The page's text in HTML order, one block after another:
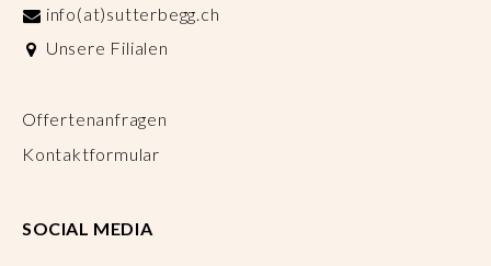
info(at)sutterbegg.ch
Unsere Filialen
Offertenanfragen
Kontaktformular
SOCIAL MEDIA